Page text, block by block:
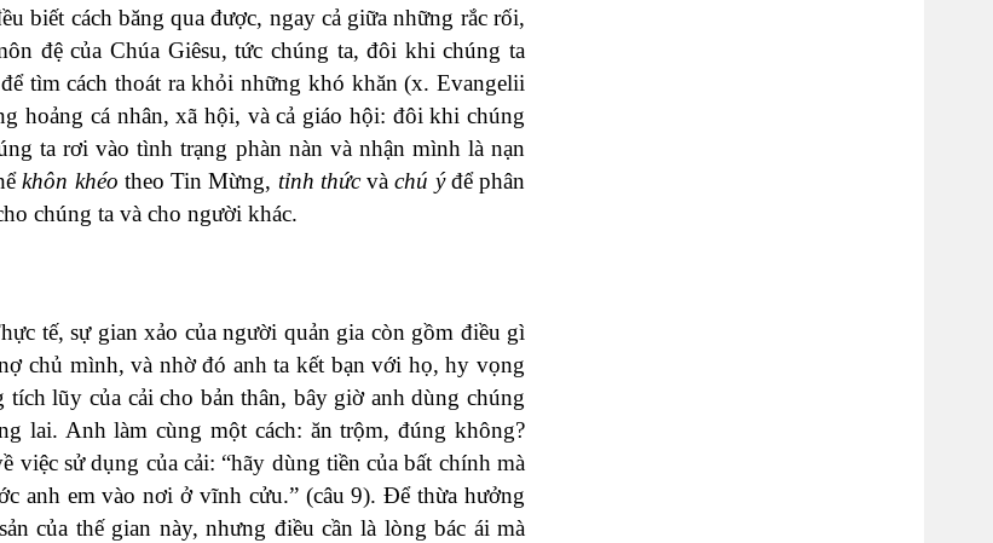
biết cách băng qua được, ngay cả giữa những rắc rối,
đệ của Chúa Giêsu, tức chúng ta, đôi khi chúng ta
tìm cách thoát ra khỏi những khó khăn (x. Evangelii
hoảng cá nhân, xã hội, và cả giáo hội: đôi khi chúng
ta rơi vào tình trạng phàn nàn và nhận mình là nạn
khôn khéo theo Tin Mừng, tỉnh thứcvàchú ýđể phân
chúng ta và cho người khác.
tế, sự gian xảo của người quản gia còn gồm điều gì
chủ mình, và nhờ đó anh ta kết bạn với họ, hy vọng
lũy của cải cho bản thân, bây giờ anh dùng chúng
lai. Anh làm cùng một cách: ăn trộm, đúng không?
sử dụng của cải: “hãy dùng tiền của bất chính mà
anh em vào nơi ở vĩnh cửu.” (câu 9). Để thừa hưởng
của thế gian này, nhưng điều cần là lòng bác ái mà